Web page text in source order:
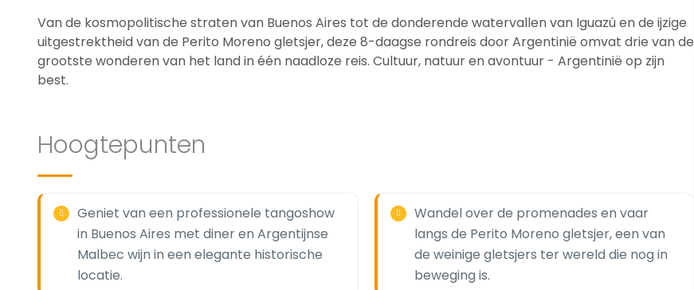
Van de kosmopolitische straten van Buenos Aires tot de donderende watervallen van Iguazú en de ijzige
uitgestrektheid van de Perito Moreno gletsjer, deze 8-daagse rondreis door Argentinië omvat drie van de
grootste wonderen van het land in één naadloze reis. Cultuur, natuur en avontuur - Argentinië op zijn
best.
Hoogtepunten
Geniet van een professionele tangoshow
in Buenos Aires met diner en Argentijnse
Malbec wijn in een elegante historische
locatie.
Wandel over de promenades en vaar
langs de Perito Moreno gletsjer, een van
de weinige gletsjers ter wereld die nog in
beweging is.